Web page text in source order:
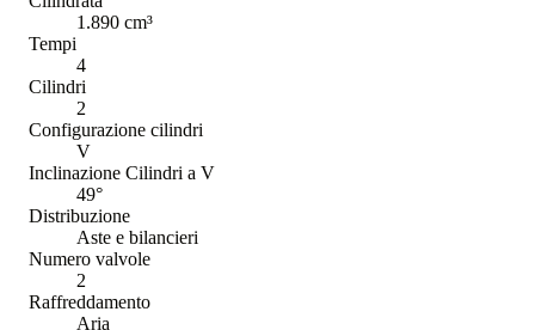
1.890 cm³
Tempi
4
Cilindri
2
Configurazione cilindri
V
Inclinazione Cilindri a V
49°
Distribuzione
Aste e bilancieri
Numero valvole
2
Raffreddamento
Aria